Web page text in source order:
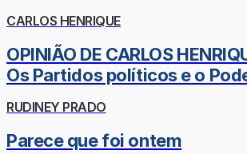
CARLOS HENRIQUE
OPINIÃO DE CARLOS
Os Partidos políticos e o
RUDINEY PRADO
Parece que foi ontem